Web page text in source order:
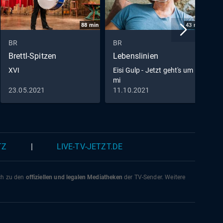
88 min
BR
Brettl-Spitzen
XVI
23.05.2021
43 min
BR
Lebenslinien
Eisi Gulp - Jetzt geht's um
mi
11.10.2021
LIVE-TV-JETZT.DE
zu den offiziellen und legalen Mediatheken der TV-Sender. Weitere